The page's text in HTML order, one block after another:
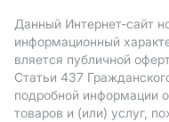
Данный Интернет-сайт
информационный
вляется публичной
Статьи 437
подробной информации
товаров и (или) услуг,